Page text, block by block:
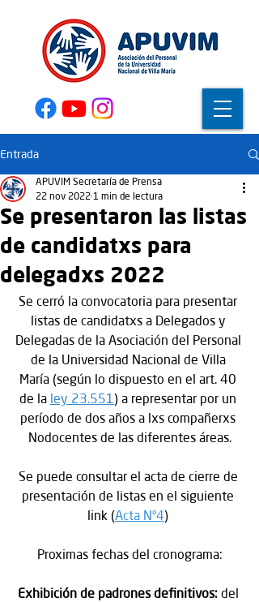
Entrada
Se presentaron las listas
de candidatxs para
delegadxs 2022
APUVIM Secretaría de Prensa
22 nov 2022 1 min de lectura
Se cerró la convocatoria para presentar
listas de candidatxs a Delegados y
Delegadas de la Asociación del Personal
de la Universidad Nacional de Villa
María (según lo dispuesto en el art. 40
de la ley 23.551) a representar por un
período de dos años a lxs compañerxs
Nodocentes de las diferentes áreas.
Se puede consultar el acta de cierre de
presentación de listas en el siguiente
link (Acta N°4)
Proximas fechas del cronograma:
Exhibición de padrones definitivos: del